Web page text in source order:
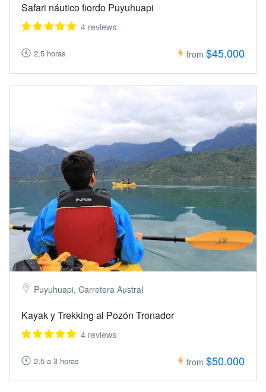
Safari náutico fiordo Puyuhuapi
4 reviews
2,5 horas from $45.000
Puyuhuapi, Carretera Austral
Kayak y Trekking al Pozón Tronador
4 reviews
2,5 a 3 horas from $50.000